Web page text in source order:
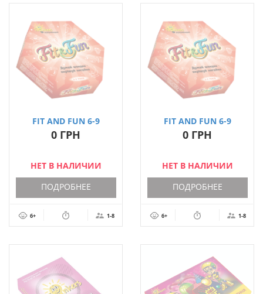
FIT AND FUN 6-9
РОКІВ РОСІЙСЬКОЮ
0 ГРН
НЕТ В НАЛИЧИИ
ПОДРОБНЕЕ
6+ 1-8
FIT AND FUN 6-9
РОКІВ УКРАЇНСЬКОЮ
0 ГРН
НЕТ В НАЛИЧИИ
ПОДРОБНЕЕ
6+ 1-8